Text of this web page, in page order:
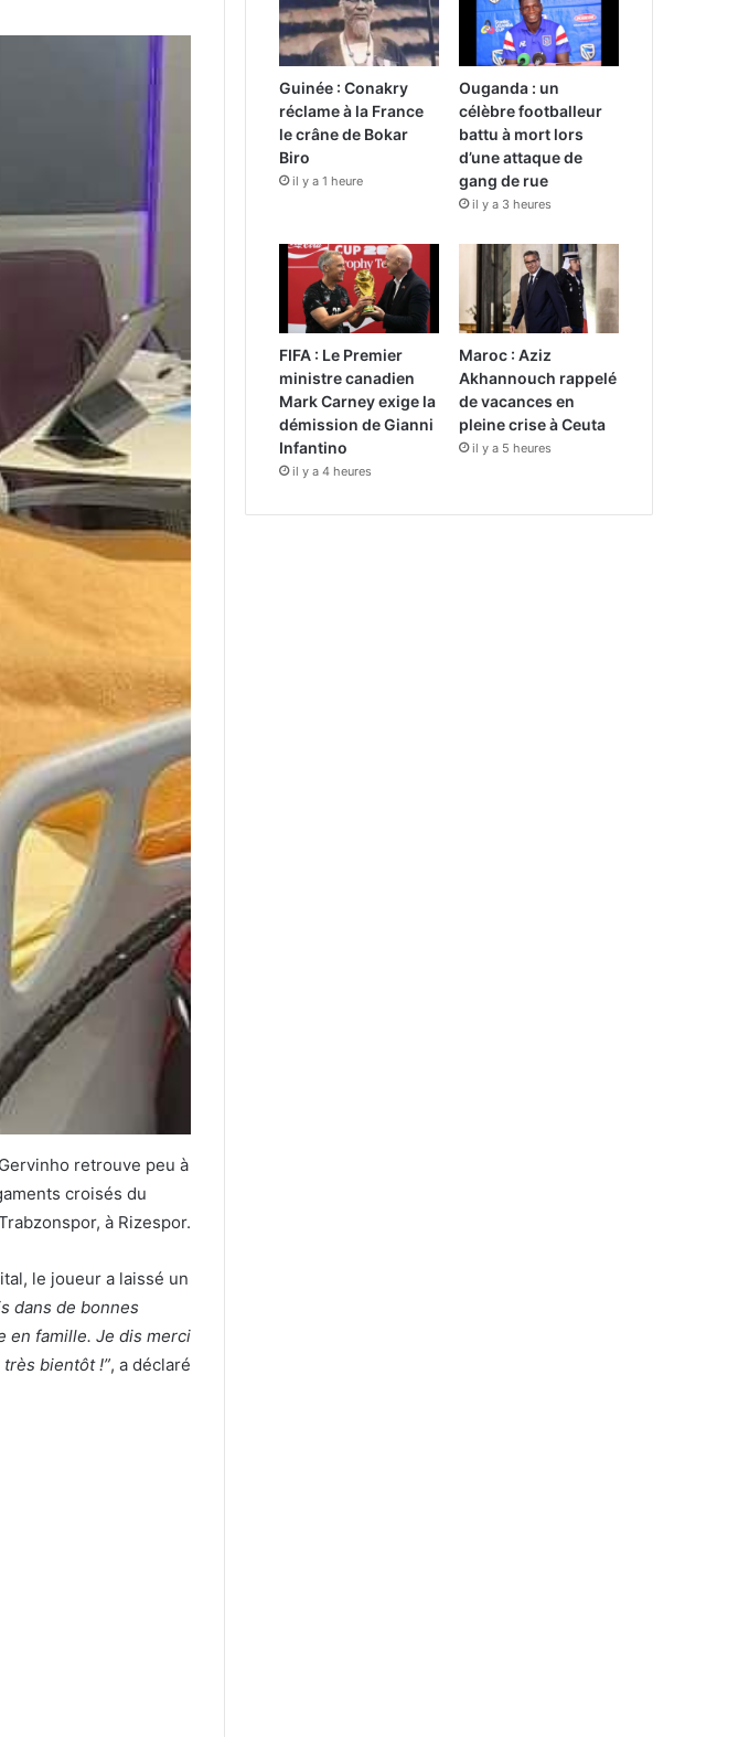
retrouve peu à
croisés du
à Rizespor.
le joueur a laissé un
dans de bonnes
en famille. Je dis merci
bientôt !”, a déclaré
Guinée : Conakry
réclame à la France
le crâne de Bokar
Biro
il y a 1 heure
Ouganda : un
célèbre footballeur
battu à mort lors
d’une attaque de
gang de rue
il y a 3 heures
FIFA : Le Premier
ministre canadien
Mark Carney exige la
démission de Gianni
Infantino
il y a 4 heures
Maroc : Aziz
Akhannouch rappelé
de vacances en
pleine crise à Ceuta
il y a 5 heures